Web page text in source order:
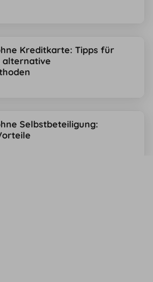
Kreditkarte: Tipps für
alternative
Selbstbeteiligung: